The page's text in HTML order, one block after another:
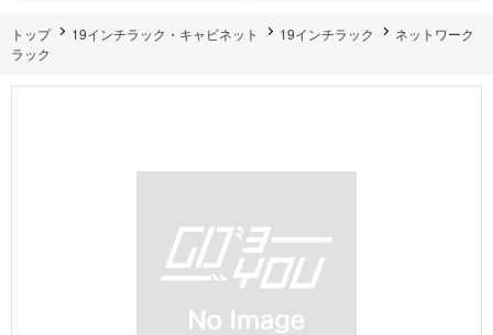
トップ 19インチラック・キャビネット 19インチラック
ネットワーク
ラック